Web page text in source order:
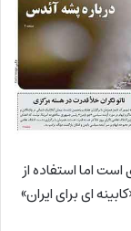
اما استفاده از
ای برای ایران»